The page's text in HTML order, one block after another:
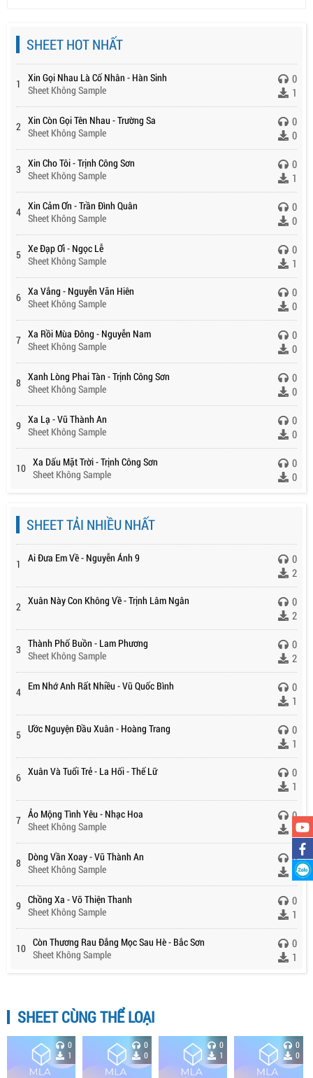
SHEET HOT NHẤT
1
Xin Gọi Nhau Là Cố Nhân - Hàn Sinh
Sheet Không Sample
0
1
2 Xin Còn Gọi Tên Nhau - Trường Sa
Sheet Không Sample
0
0
3 Xin Cho Tôi - Trịnh Công Sơn
Sheet Không Sample
0
1
4 Xin Cảm Ơn - Trần Đình Quân
Sheet Không Sample
0
0
5 Xe Đạp Ơi - Ngọc Lễ
Sheet Không Sample
0
1
6 Xa Vắng - Nguyễn Văn Hiên
Sheet Không Sample
0
0
7 Xa Rồi Mùa Đông - Nguyễn Nam
Sheet Không Sample
0
0
8 Xanh Lòng Phai Tàn - Trịnh Công Sơn
Sheet Không Sample
0
0
9 Xa Lạ - Vũ Thành An
Sheet Không Sample
0
0
10 Xa Dấu Mặt Trời - Trịnh Công Sơn
Sheet Không Sample
0
0
SHEET TẢI NHIỀU NHẤT
1 Ai Đưa Em Về - Nguyễn Ánh 9
0
2
2 Xuân Này Con Không Về - Trịnh Lâm Ngân
0
2
3 Thành Phố Buồn - Lam Phương
Sheet Không Sample
0
2
4 Em Nhớ Anh Rất Nhiều - Vũ Quốc Bình
0
1
5 Ước Nguyện Đầu Xuân - Hoàng Trang
0
1
6 Xuân Và Tuổi Trẻ - La Hối - Thế Lữ
0
1
7 Ảo Mộng Tình Yêu - Nhạc Hoa
Sheet Không Sample
0
1
8 Dòng Vần Xoay - Vũ Thành An
Sheet Không Sample
0
1
9 Chồng Xa - Võ Thiện Thanh
Sheet Không Sample
0
1
10 Còn Thương Rau Đắng Mọc Sau Hè - Bắc Sơn
Sheet Không Sample
0
1
SHEET CÙNG THỂ LOẠI
0
1
0
0
0
1
0
0